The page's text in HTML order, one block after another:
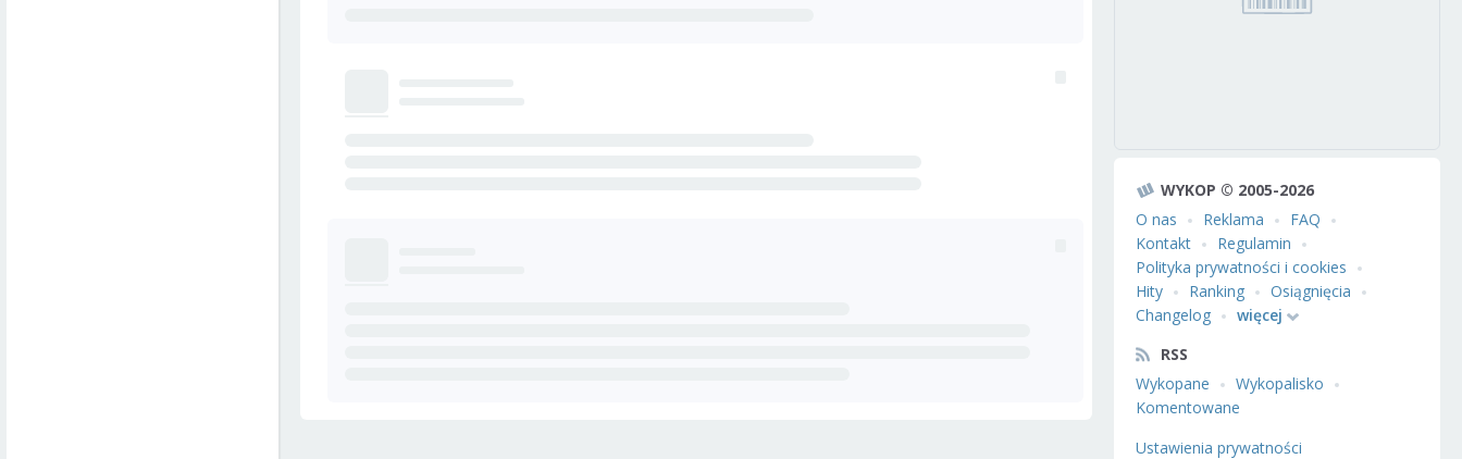
WYKOP © 2005-2026
O nas
Reklama
FAQ
Kontakt
Regulamin
Polityka prywatności i cookies
Hity
Ranking
Osiągnięcia
Changelog
więcej
RSS
Wykopane
Wykopalisko
Komentowane
Ustawienia prywatności